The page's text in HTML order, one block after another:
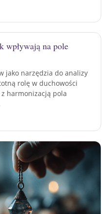
wpływają na pole
jako narzędzia do analizy
rolę w duchowości
harmonizacją pola